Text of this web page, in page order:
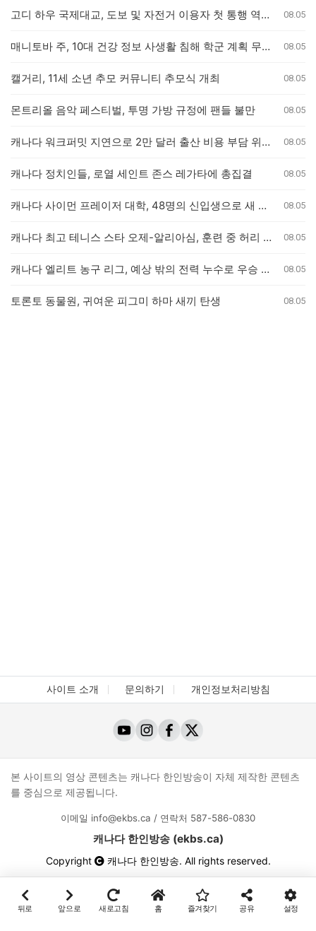
고디 하우 국제대교, 도보 및 자전거 이용자 첫 통행 역사 새기다 08.05
매니토바 주, 10대 건강 정보 사생활 침해 학군 계획 무효화 08.05
캘거리, 11세 소년 추모 커뮤니티 추모식 개최 08.05
몬트리올 음악 페스티벌, 투명 가방 규정에 팬들 불만 08.05
캐나다 워크퍼밋 지연으로 2만 달러 출산 비용 부담 위기 퀘벡 커플 08.05
캐나다 정치인들, 로열 세인트 존스 레가타에 총집결 08.05
캐나다 사이먼 프레이저 대학, 48명의 신입생으로 새 의과대학 개교 08.05
캐나다 최고 테니스 스타 오제-알리아심, 훈련 중 허리 부상으로 내셔널 오픈 기권 08.05
캐나다 엘리트 농구 리그, 예상 밖의 전력 누수로 우승 경쟁 판도 변화 08.05
토론토 동물원, 귀여운 피그미 하마 새끼 탄생 08.05
사이트 소개 문의하기 개인정보처리방침
본 사이트의 영상 콘텐츠는 캐나다 한인방송이 자체 제작한 콘텐츠
를 중심으로 제공됩니다.
이메일 info@ekbs.ca / 연락처 587-586-0830
캐나다 한인방송 (ekbs.ca)
Copyright 캐나다 한인방송. All rights reserved.
뒤로 앞으로 새로고침 홈 즐겨찾기 공유 설정